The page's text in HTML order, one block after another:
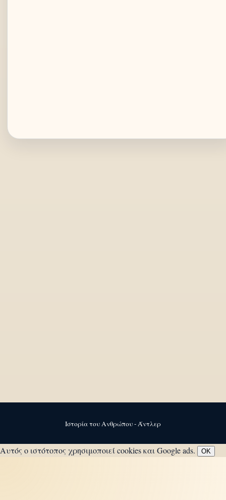
Ιστορία του Ανθρώπου - Άντλερ
Αυτός ο ιστότοπος χρησιμοποιεί cookies και Google ads. OK